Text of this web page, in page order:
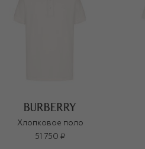
Хлопковое поло
51 750 ₽